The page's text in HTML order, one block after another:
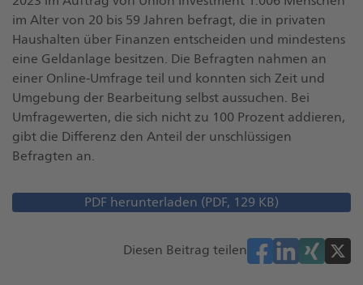
im Alter von 20 bis 59 Jahren befragt, die in privaten
Haushalten über Finanzen entscheiden und mindestens
eine Geldanlage besitzen. Die Befragten nahmen an
einer Online-Umfrage teil und konnten sich Zeit und
Umgebung der Bearbeitung selbst aussuchen. Bei
Umfragewerten, die sich nicht zu 100 Prozent addieren,
gibt die Differenz den Anteil der unschlüssigen
Befragten an.
PDF herunterladen (PDF, 129 KB)
Öffnet
Diesen Beitrag teilen